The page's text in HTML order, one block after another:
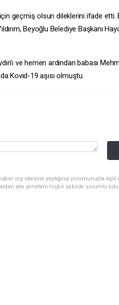
için geçmiş olsun dileklerini ifade
Beyoğlu Belediye Başkanı
ve hemen ardından babası
Kovid-19 aşısı olmuştu.
sitesine yaptığınız yorumunuzla ilgili
site yönetimi hiçbir şekilde sorumlu